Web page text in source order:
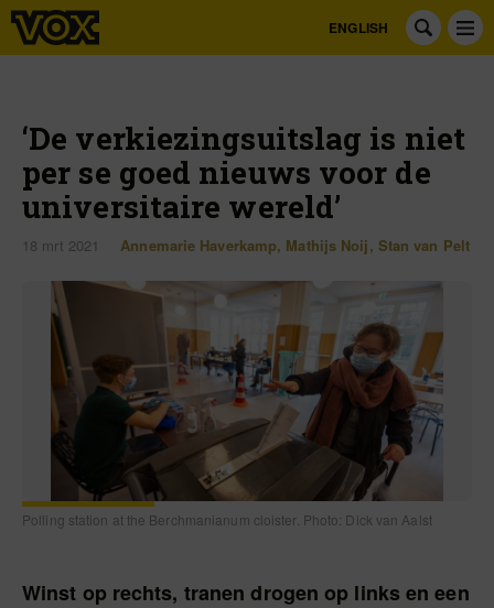
ENGLISH
‘De verkiezingsuitslag is niet
per se goed nieuws voor de
universitaire wereld’
18 mrt 2021 Annemarie Haverkamp, Mathijs Noij, Stan van Pelt
Polling station at the Berchmanianum cloister. Photo: Dick van Aalst
Winst op rechts, tranen drogen op links en een